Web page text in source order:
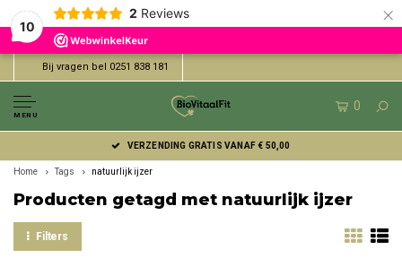
10
2 Reviews ×
Bij vragen bel 0251 838 181
MENU
0
VERZENDING GRATIS VANAF € 50,00
Home Tags natuurlijk ijzer
Producten getagd met natuurlijk ijzer
Filters